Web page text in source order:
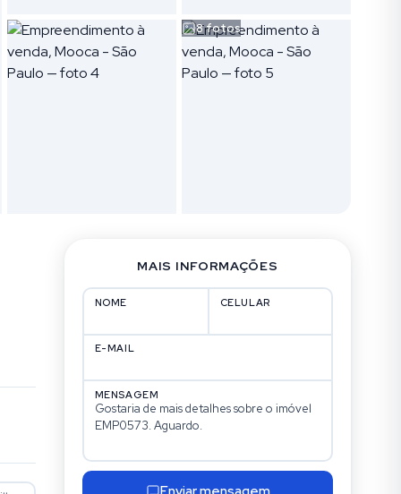
8fotos
MAIS INFORMAÇÕES
NOME CELULAR
E-MAIL
MENSAGEM